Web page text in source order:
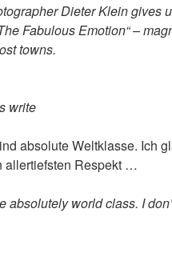
Dieter Klein gives
Fabulous Emotion“ –
towns.
write
absolute Weltklasse. Ich
allertiefsten Respekt …
absolutely world class. I